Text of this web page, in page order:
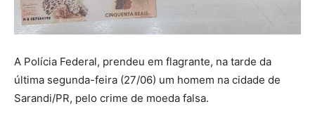
A Polícia Federal, prendeu em flagrante, na tarde da
última segunda-feira (27/06) um homem na cidade de
Sarandi/PR, pelo crime de moeda falsa.